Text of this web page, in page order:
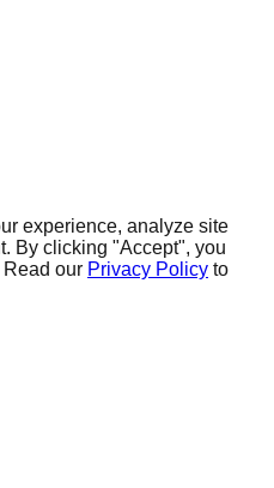
experience, analyze site
By clicking "Accept", you
our Privacy Policy to